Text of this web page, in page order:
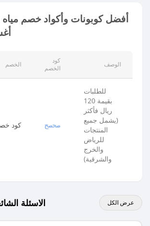
أفضل كوبونات وأكواد خصم
الخصم
كود
الخصم
الوصف
كود صحصح
للطلبات
بقيمة 120
ريال فأكثر
(يشمل جميع
المنتجات
للرياض
والخرج
والشرقية)
الاسئلة عرض الكل